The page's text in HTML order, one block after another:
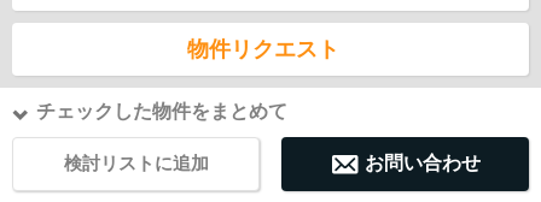
物件リクエスト
チェックした物件をまとめて
検討リストに追加 お問い合わせ